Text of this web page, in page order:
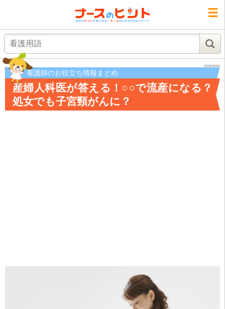
(2020/06/05)
看護師のお役立ち情報まとめ
産婦人科医が答える！○○で流産になる？
処女でも子宮頸がんに？